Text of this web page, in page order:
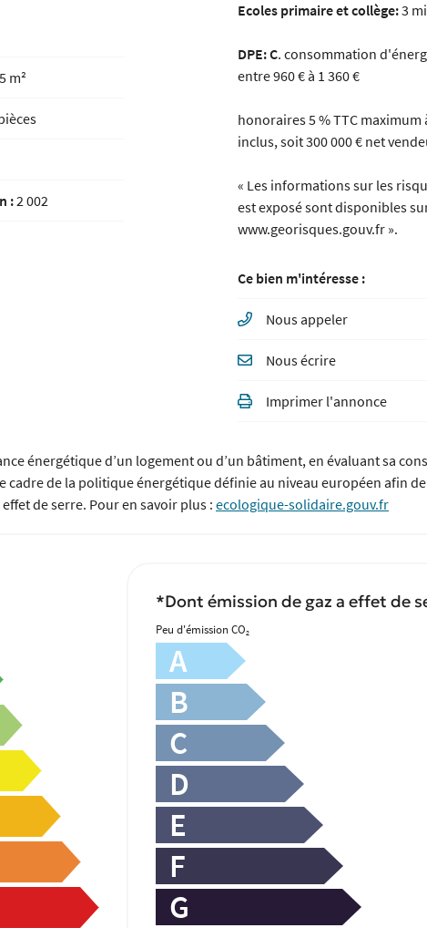
Ecoles primaire et collège:3
DPE: C. consommation
entre 960 € à 1 360 €
honoraires 5 % TTC
inclus, soit 300 000 € net
« Les informations sur les
est exposé sont disponibles
www.georisques.gouv.fr ».
Ce bien m'intéresse :
Nous appeler
Nous écrire
Imprimer l'annonce
m²
:2 002
énergétique d’un logement ou d’un bâtiment, en évaluant sa
cadre de la politique énergétique définie au niveau européen afin
de serre. Pour en savoir plus : ecologique-solidaire.gouv.fr
*Dont émission de gaz a effet de
Peu d'émission CO2
A
B
C
D
E
F
G